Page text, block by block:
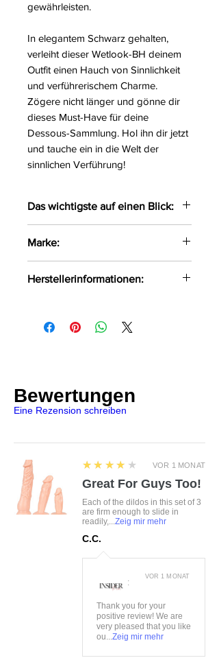
gewährleisten.
In elegantem Schwarz gehalten,
verleiht dieser Wetlook-BH deinem
Outfit einen Hauch von Sinnlichkeit
und verführerischem Charme.
Zögere nicht länger und gönne dir
dieses Must-Have für deine
Dessous-Sammlung. Hol ihn dir jetzt
und tauche ein in die Welt der
sinnlichen Verführung!
Das wichtigste auf einen Blick:
mit gepolsterten Cups und
unterlegten Bügeln
Auf der Rückseite durch einen
Schließen
passt sich der BH optimal der
Brustform an
85CD
Farbe:
schwarz
Material:
42%Polyester,
35%Baumwolle, 18%Polyurethan,
4%Polyamid, 1%Elasthan
BH
Marke:
Herstellerinformationen:
Tadeusza 1/1 Białystok, Polen, 15-
Bewertungen
Eine Rezension schreiben
VOR 1 MONAT
4
★★★★★
Great For Guys Too!
Each of the dildos in this set of 3
are firm enough to slide in
readily,...Zeig mir mehr
C.C.
:
Thank you for your
positive review! We are
very pleased that you like
ou...Zeig mir mehr
VOR 1 MONAT